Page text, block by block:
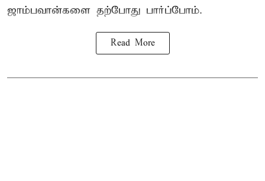
ஜாம்பவான்களை தற்போது பார்ப்போம்.
Read More